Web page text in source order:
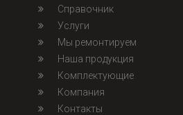
Справочник
Услуги
Мы ремонтируем
Наша продукция
Комплектующие
Компания
Контакты